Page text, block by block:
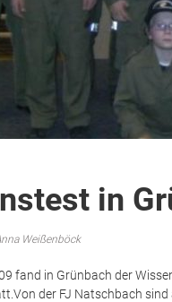
in
Weißenböck
fand in Grünbach der
Von der FJ Natschbach